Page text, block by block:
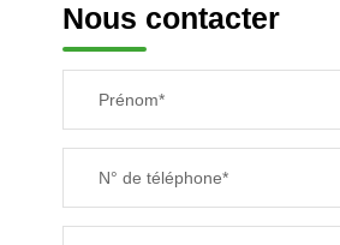
Nous contacter
Prénom*
N° de téléphone*